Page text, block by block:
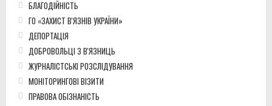
БЛАГОДІЙНІСТЬ
ГО «ЗАХИСТ В'ЯЗНІВ УКРАЇНИ»
ДЕПОРТАЦІЯ
ДОБРОВОЛЬЦІ З В'ЯЗНИЦЬ
ЖУРНАЛІСТСЬКІ РОЗСЛІДУВАННЯ
МОНІТОРИНГОВІ ВІЗИТИ
ПРАВОВА ОБІЗНАНІСТЬ